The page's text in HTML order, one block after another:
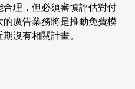
理，但必須審慎評估對付
廣告業務將是推動免費模
沒有相關計畫。